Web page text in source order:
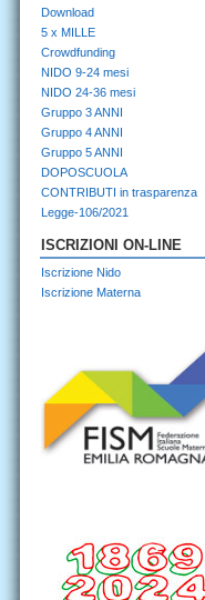
Download
5 x MILLE
Crowdfunding
NIDO 9-24 mesi
NIDO 24-36 mesi
Gruppo 3 ANNI
Gruppo 4 ANNI
Gruppo 5 ANNI
DOPOSCUOLA
CONTRIBUTI in trasparenza
Legge-106/2021
ISCRIZIONI ON-LINE
Iscrizione Nido
Iscrizione Materna